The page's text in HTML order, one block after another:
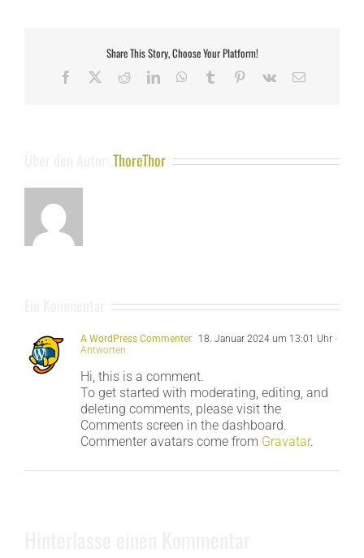
Share This Story, Choose Your Platform!
Facebook RedditLinkedInWhatsApp
Tumblr Pinterest
Vk
E-
ThoreThor
A WordPress Commenter 18. Januar 2024 um 13:01 Uhr -
Antworten
Hi, this is a comment.
To get started with moderating, editing, and
deleting comments, please visit the
Comments screen in the dashboard.
Commenter avatars come from Gravatar.